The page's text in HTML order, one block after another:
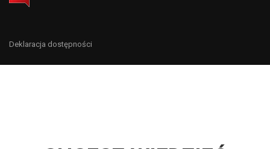
Deklaracja dostępności